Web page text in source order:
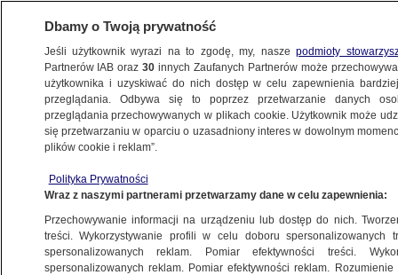
BIZNES
Z KRAJU
na zajęcia dodatkowe. A one marzą
o tygodniu wolnego
14.09.2024, 10:00
Dbamy o Twoją prywatność
Jeśli użytkownik wyrazi na to zgodę, my, naszepodmioty
Partnerów IAB oraz30 innych Zaufanych Partnerów może
użytkownika i uzyskiwać do nich dostęp w celu zapewnienia
przeglądania. Odbywa się to poprzez przetwarzanie danych
przeglądania przechowywanych w plikach cookie. Użytkownik może
się przetwarzaniu w oparciu o uzasadniony interes w dowolnym
plików cookie i reklam”.
Polityka Prywatności
Wraz z naszymi partnerami przetwarzamy dane w celu zapewnienia:
Przechowywanie informacji na urządzeniu lub dostęp do nich.
treści. Wykorzystywanie profili w celu doboru spersonalizowanych
spersonalizowanych reklam. Pomiar efektywności treści.
spersonalizowanych reklam. Pomiar efektywności reklam.